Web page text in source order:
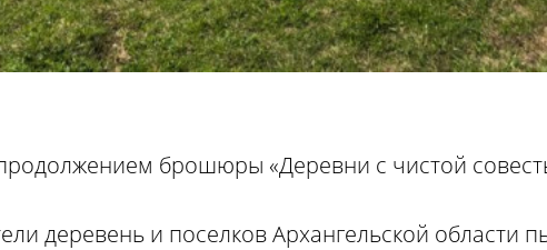
брошюры «Деревни с чистой
деревень и поселков Архангельской области